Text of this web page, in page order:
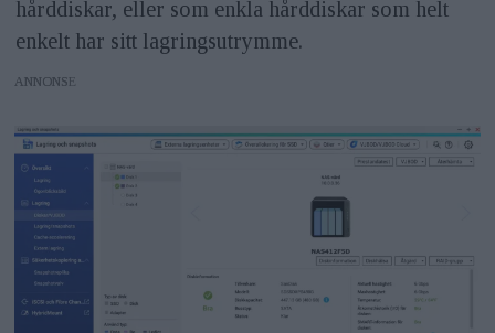
hårddiskar, eller som enkla hårddiskar som helt
enkelt har sitt lagringsutrymme.
ANNONS